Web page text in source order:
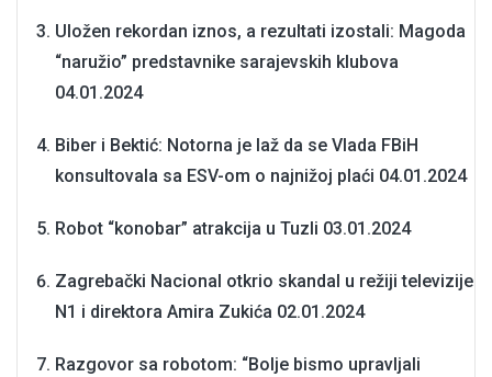
Uložen rekordan iznos, a rezultati izostali: Magoda
“naružio” predstavnike sarajevskih klubova
04.01.2024
Biber i Bektić: Notorna je laž da se Vlada FBiH
konsultovala sa ESV-om o najnižoj plaći 04.01.2024
Robot “konobar” atrakcija u Tuzli 03.01.2024
Zagrebački Nacional otkrio skandal u režiji televizije
N1 i direktora Amira Zukića 02.01.2024
Razgovor sa robotom: “Bolje bismo upravljali